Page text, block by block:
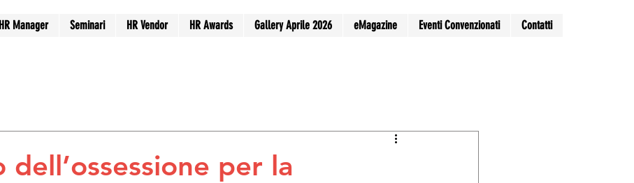
HR Manager Seminari HR Vendor HR Awards Gallery Aprile 2026 eMagazine Eventi Convenzionati Contatti
dell’ossessione per la